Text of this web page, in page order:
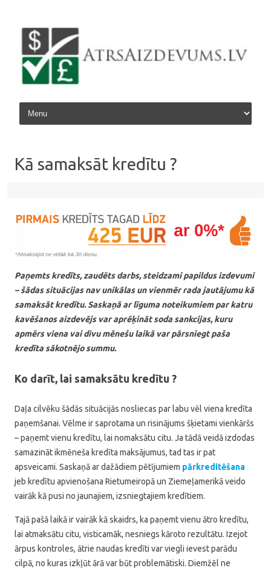
Skip to content
Kā samaksāt kredītu ?
Paņemts kredīts, zaudēts darbs, steidzami papildus izdevumi
– šādas situācijas nav unikālas un vienmēr rada jautājumu kā
samaksāt kredītu. Saskaņā ar līguma noteikumiem par katru
kavēšanos aizdevējs var aprēķināt soda sankcijas, kuru
apmērs viena vai divu mēnešu laikā var pārsniegt paša
kredīta sākotnējo summu.
Ko darīt, lai samaksātu kredītu ?
Daļa cilvēku šādās situācijās nosliecas par labu vēl viena kredīta
paņemšanai. Vēlme ir saprotama un risinājums šķietami vienkāršs
– paņemt vienu kredītu, lai nomaksātu citu. Ja tādā veidā izdodas
samazināt ikmēneša kredīta maksājumus, tad tas ir pat
apsveicami. Saskaņā ar dažādiem pētījumiem pārkreditēšana
jeb kredītu apvienošana Rietumeiropā un Ziemeļamerikā veido
vairāk kā pusi no jaunajiem, izsniegtajiem kredītiem.
Tajā pašā laikā ir vairāk kā skaidrs, ka paņemt vienu ātro kredītu,
lai atmaksātu citu, visticamāk, nesniegs kāroto rezultātu. Izejot
ārpus kontroles, ātrie naudas kredīti var viegli ievest parādu
cilpā, no kuras izkļūt ārā var būt problemātiski. Diemžēl ne